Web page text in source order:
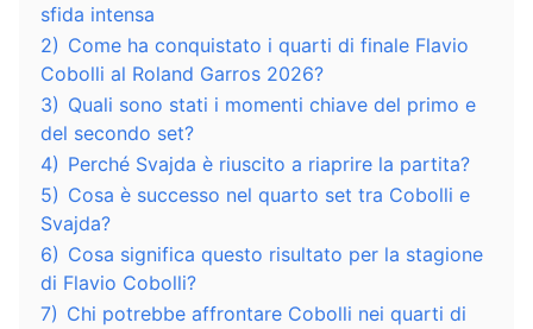
sfida intensa
2) Come ha conquistato i quarti di finale Flavio
Cobolli al Roland Garros 2026?
3) Quali sono stati i momenti chiave del primo e
del secondo set?
4) Perché Svajda è riuscito a riaprire la partita?
5) Cosa è successo nel quarto set tra Cobolli e
Svajda?
6) Cosa significa questo risultato per la stagione
di Flavio Cobolli?
7) Chi potrebbe affrontare Cobolli nei quarti di